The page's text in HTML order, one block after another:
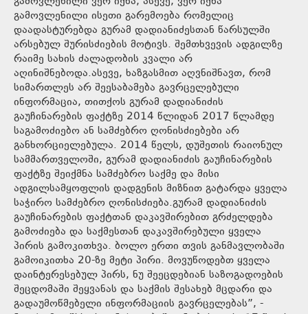
გამოვლენილი ისეთი გარემოება რომელიც
დაადასტურებდა გურამ დადიანიძესთან წარსულში
არსებულ შურისძიების მოტივს. შემთხვევის ადგილზე
რაიმე სახის ძალადობის კვალი არ
აღინიშნებოდა.ასევე, ხაზგასმით აღვნიშნავთ, რომ
სიმართლეს არ შეესაბამება გავრცელებული
ინფორმაცია, თითქოს გურამ დადიანიძის
გაუჩინარების ფაქტზე 2014 წლიდან 2017 წლამდე
საგამოძიებო ან სამძებრო ღონისძიებები არ
განხორციელებულა. 2014 წელს, დუშეთის რაიონულ
სამმართველოში, გურამ დადიანიძის გაუჩინარების
ფაქტზე შეიქმნა სამძებრო საქმე და მისი
ადგილსამყოფლის დადგენის მიზნით გატარდა ყველა
საჭირო სამძებრო ღონისძიება.გურამ დადიანიძის
გაუჩინარების ფაქტთან დაკავშირებით გრძელდება
გამოძიება და საქმესთან დაკავშირებული ყველა
პირის გამოკითხვა. ბოლო ერთი თვის განმავლობაში
გამოიკითხა 20-ზე მეტი პირი. მოვუწოდებთ ყველა
დაინტერესებულ პირს, ნუ შეეცდებიან საზოგადოების
შეცდომაში შეყვანას და საქმის შესახებ მცდარი და
გადაუმოწმებელი ინფორმაციის გავრცელებას”, -